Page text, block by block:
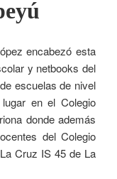
encabezó esta
y netbooks del
escuelas de nivel
en el Colegio
donde además
del Colegio
Cruz IS 45 de La